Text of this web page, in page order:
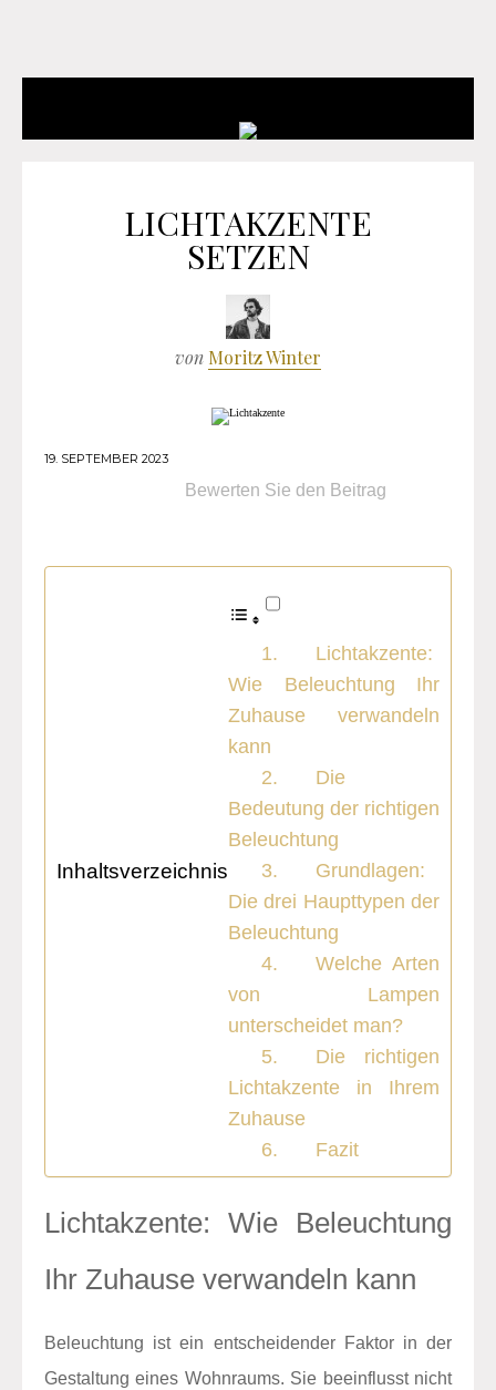
LICHTAKZENTE
SETZEN
von Moritz Winter
19. SEPTEMBER 2023
Bewerten Sie den Beitrag
Inhaltsverzeichnis
Lichtakzente:
Wie Beleuchtung Ihr
Zuhause verwandeln
kann
Die
Bedeutung der richtigen
Beleuchtung
Grundlagen:
Die drei Haupttypen der
Beleuchtung
Welche Arten
von Lampen
unterscheidet man?
Die richtigen
Lichtakzente in Ihrem
Zuhause
Fazit
Lichtakzente: Wie Beleuchtung
Ihr Zuhause verwandeln kann
Beleuchtung ist ein entscheidender Faktor in der
Gestaltung eines Wohnraums. Sie beeinflusst nicht